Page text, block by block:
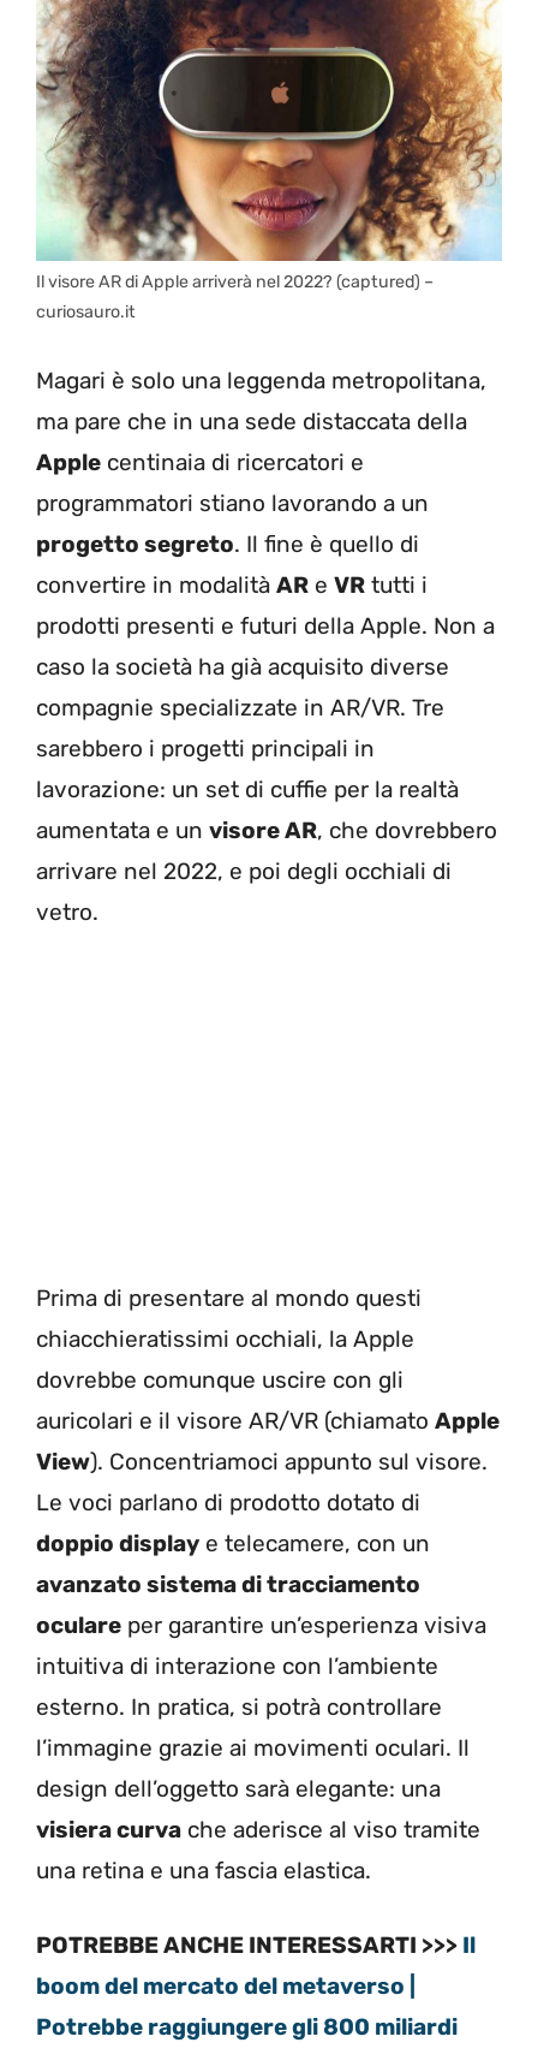
Il visore AR di Apple arriverà nel 2022? (captured) –
curiosauro.it
Magari è solo una leggenda metropolitana,
ma pare che in una sede distaccata della
Apple centinaia di ricercatori e
programmatori stiano lavorando a un
progetto segreto. Il fine è quello di
convertire in modalità AR e VR tutti i
prodotti presenti e futuri della Apple. Non a
caso la società ha già acquisito diverse
compagnie specializzate in AR/VR. Tre
sarebbero i progetti principali in
lavorazione: un set di cuffie per la realtà
aumentata e un visore AR, che dovrebbero
arrivare nel 2022, e poi degli occhiali di
vetro.
Prima di presentare al mondo questi
chiacchieratissimi occhiali, la Apple
dovrebbe comunque uscire con gli
auricolari e il visore AR/VR (chiamato Apple
View). Concentriamoci appunto sul visore.
Le voci parlano di prodotto dotato di
doppio display e telecamere, con un
avanzato sistema di tracciamento
oculare per garantire un’esperienza visiva
intuitiva di interazione con l’ambiente
esterno. In pratica, si potrà controllare
l’immagine grazie ai movimenti oculari. Il
design dell’oggetto sarà elegante: una
visiera curva che aderisce al viso tramite
una retina e una fascia elastica.
POTREBBE ANCHE INTERESSARTI >>> Il
boom del mercato del metaverso |
Potrebbe raggiungere gli 800 miliardi